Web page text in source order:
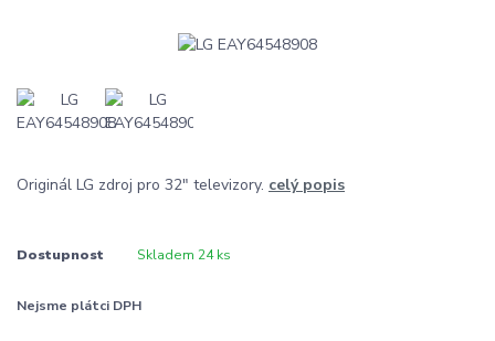
Originál LG zdroj pro 32" televizory. celý popis
Dostupnost Skladem 24 ks
Nejsme plátci DPH